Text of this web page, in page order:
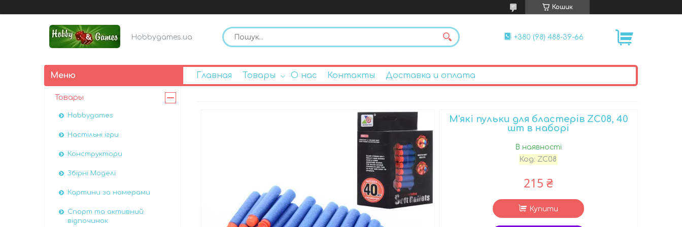
Кошик
Hobbygames.ua +380 (98) 488-39-66
Главная Товары О нас Контакты Доставка и оплата
М'які пульки для бластерів ZC08, 40
шт в наборі
В наявності
Код: ZC08
215 ₴
Купити
Товары
Hobbygames
Настільні ігри
Конструктори
Збірні Моделі
Картини за номерами
Спорт та активний
відпочинок